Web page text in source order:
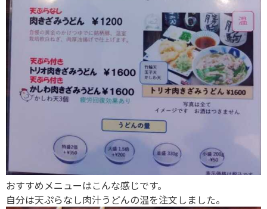
おすすめメニューはこんな感じです。
自分は天ぷらなし肉汁うどんの温を注文しました。